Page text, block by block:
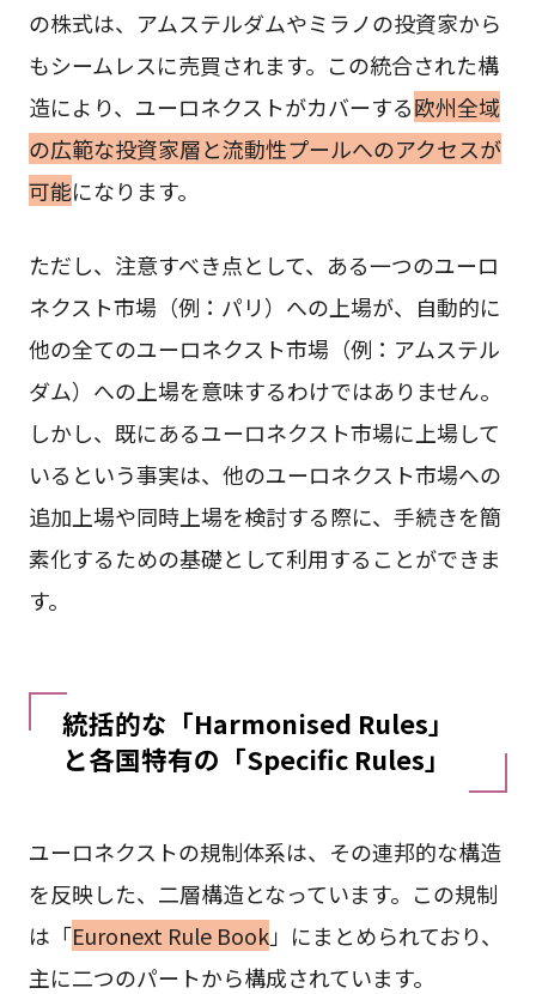
の株式は、アムステルダムやミラノの投資家から
もシームレスに売買されます。この統合された構
造により、ユーロネクストがカバーする欧州全域
の広範な投資家層と流動性プールへのアクセスが
可能になります。
ただし、注意すべき点として、ある一つのユーロ
ネクスト市場（例：パリ）への上場が、自動的に
他の全てのユーロネクスト市場（例：アムステル
ダム）への上場を意味するわけではありません。
しかし、既にあるユーロネクスト市場に上場して
いるという事実は、他のユーロネクスト市場への
追加上場や同時上場を検討する際に、手続きを簡
素化するための基礎として利用することができま
す。
統括的な「Harmonised Rules」
と各国特有の「Specific Rules」
ユーロネクストの規制体系は、その連邦的な構造
を反映した、二層構造となっています。この規制
は「Euronext Rule Book」にまとめられており、
主に二つのパートから構成されています。